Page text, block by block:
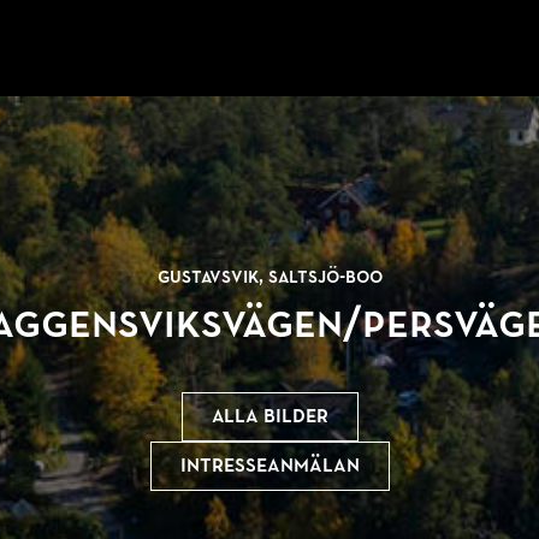
Gustavsvik, Saltsjö-Boo
Alla bilder
Intresseanmälan